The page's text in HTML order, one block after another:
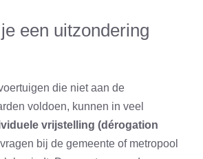
een uitzondering
die niet aan de
voldoen, kunnen in veel
vrijstelling (dérogation
bij de gemeente of metropool